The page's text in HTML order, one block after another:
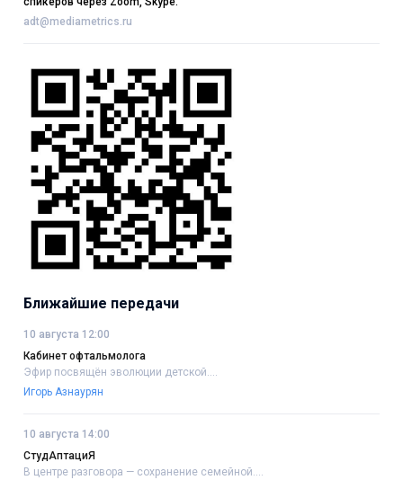
adt@mediametrics.ru
Ближайшие передачи
10 августа 12:00
Кабинет офтальмолога
Эфир посвящён эволюции детской....
Игорь Азнаурян
10 августа 14:00
СтудАптациЯ
В центре разговора — сохранение семейной....